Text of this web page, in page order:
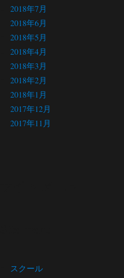
2018年7月
2018年6月
2018年5月
2018年4月
2018年3月
2018年2月
2018年1月
2017年12月
2017年11月
スクール